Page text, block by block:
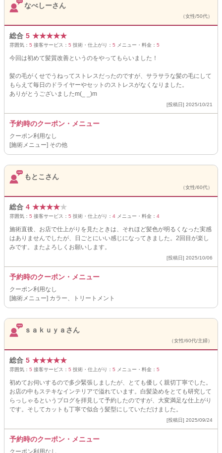
なべしーさん
（女性/50代）
総合 5 ★★★★★
雰囲気： 5 接客サービス： 5 技術・仕上がり： 5 メニュー・料金： 5
今回は初めて髪質改善というのをやってもらいました！
髪の毛がくせでうねってストレスだったのですが、サラサラな髪の毛にして
もらえて毎日のドライヤーやセットのストレスがなくなりました。
ありがとうございましたm(_ _)m
[投稿日] 2025/10/21
予約時のクーポン・メニュー
クーポン利用なし
[施術メニュー] その他
もとこさん
（女性/60代）
総合 4 ★★★★★
雰囲気： 5 接客サービス： 5 技術・仕上がり： 4 メニュー・料金： 4
施術直後、お店で仕上がりを見たときは、それほど髪色が明るくなった実感
はありませんでしたが、日ごとにいい感じになってきました。2回目が楽し
みです。またよろしくお願いします。
[投稿日] 2025/10/06
予約時のクーポン・メニュー
クーポン利用なし
[施術メニュー] カラー、トリートメント
ｓａｋｕｙａさん
（女性/60代/主婦）
総合 5 ★★★★★
雰囲気： 5 接客サービス： 5 技術・仕上がり： 5 メニュー・料金： 5
初めてお伺いするので多少緊張しましたが、とても優しく親切丁寧でした。
お店の中もステキなインテリアで溢れています。白髪染めをとても研究して
らっしゃるというブログを拝見して予約したのですが、大変満足な仕上がり
です。そしてカットも丁寧で似合う髪型にしていただけました。
[投稿日] 2025/09/24
予約時のクーポン・メニュー
クーポン利用なし